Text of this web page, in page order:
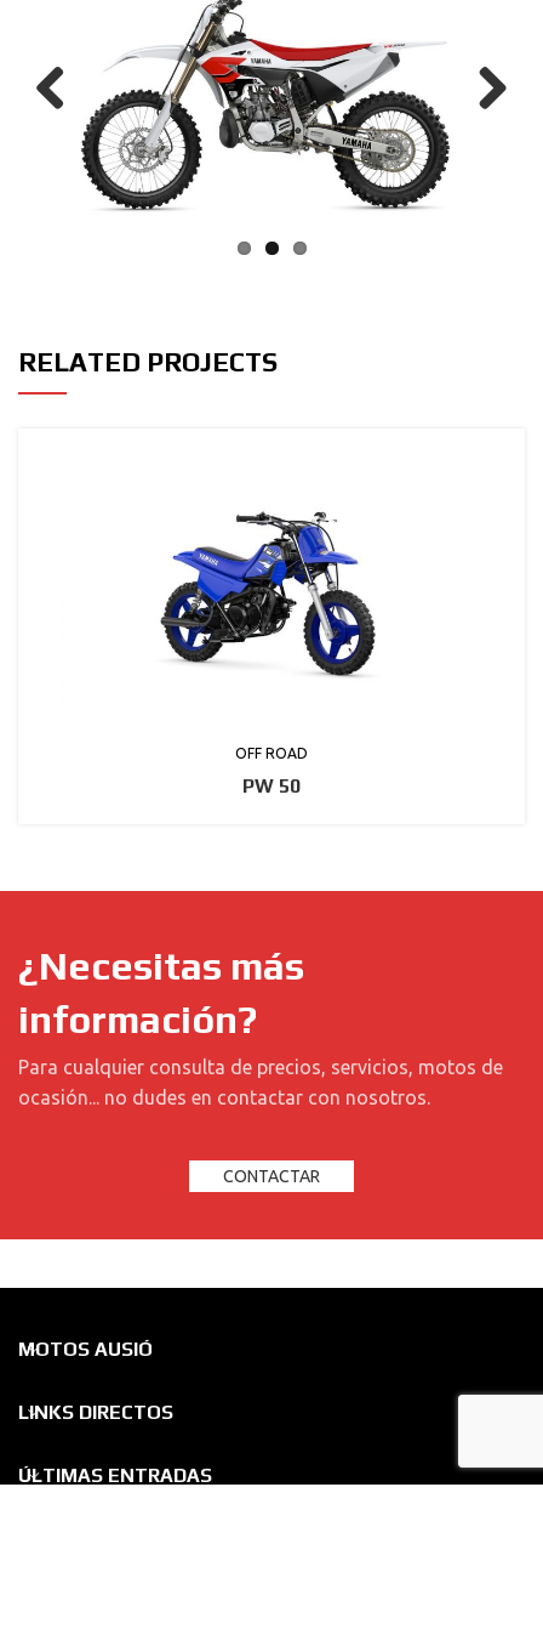
Previous
RELATED PROJECTS
OFF ROAD
PW 50
¿Necesitas más
información?
Para cualquier consulta de precios, servicios, motos de
ocasión... no dudes en contactar con nosotros.
CONTACTAR
MOTOS AUSIÓ
LINKS DIRECTOS
ÚLTIMAS ENTRADAS